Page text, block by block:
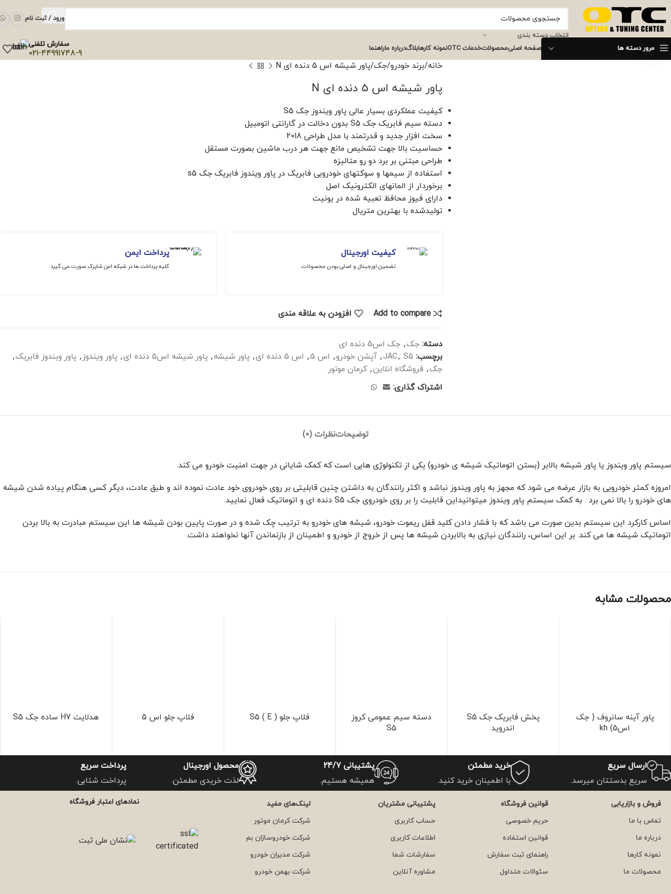
انتخاب دسته بندی
ورود / ثبت نام
مرور دسته ها صفحه اصلیمحصولاتخدمات OTC نمونه کارهابلاگدرباره ماراهنما سفارش تلفنی
021-44991748-9 برای بزرگنمایی کلیک کنید
خانه برند خودرو جک پاور شیشه اس 5 دنده ای N
پاور شیشه اس 5 دنده ای N
کیفیت عملکردی بسیار عالی پاور ویندوز جک S5
دسته سیم فابریک جک S5 بدون دخالت در گارانتی اتومبیل
سخت افزار جدید و قدرتمند با مدل طراحی 2018
حساسیت بالا جهت تشخیص مانع جهت هر درب ماشین بصورت مستقل
طراحی مبتنی بر برد دو رو متالیزه
استفاده از سیمها و سوکتهای خودرویی فابریک در پاور ویندوز فابریک جک s5
برخوردار از المانهای الکترونیک اصل
دارای فیوز محافظ تعبیه شده در یونیت
تولیدشده با بهترین متریال
کیفیت اورجینال
تضمین اورجینال و اصلی بودن محصولات
پرداخت ایمن
کلیه پرداخت ها در شبکه امن شاپرک صورت می گیرد
Add to compare افزودن به علاقه مندی
دسته: جک, جک اس5 دنده ای
برچسب:
JAC, S5
, آپشن خودرو, اس 5 , اس 5 دنده ای , پاور شیشه, پاور شیشه اس5 دنده ای , پاور ویندوز , پاور ویندوز فابریک,
جک, فروشگاه انلاین, کرمان موتور
اشتراک گذاری:
توضیحاتنظرات (0)
سیستم پاور ویندوز یا پاور شیشه بالابر (بستن اتوماتیک شیشه ی خودرو) یکی از تکنولوژی هایی است که کمک شایانی در جهت امنیت خودرو می کند.
امروزه کمتر خودرویی به بازار عرضه می شود که مجهز به پاور ویندوز نباشد و اکثر رانندگان به داشتن چنین قابلیتی بر روی خودروی خود عادت نموده اند و طبق عادت، دیگر کسی هنگام پیاده شدن شیشه
های خودرو را بالا نمی برد . به کمک سیستم پاور ویندوز میتوانیداین قابلیت را بر روی خودروی جک S5 دنده ای و اتوماتیک فعال نمایید.
اساس کارکرد این سیستم بدین صورت می باشد که با فشار دادن کلید قفل ریموت خودرو، شیشه های خودرو به ترتیب چک شده و در صورت پایین بودن شیشه ها این سیستم مبادرت به بالا بردن
اتوماتیک شیشه ها می کند. بر این اساس، رانندگان نیازی به بالابردن شیشه ها پس از خروج از خودرو و اطمینان از بازنماندن آنها نخواهند داشت.
محصولات مشابه
پاور آینه سانروف ( جک
اس5) kh
پخش فابریک جک S5
اندروید
دسته سیم عمومی کروز
S5
فلاپ جلو S5 ( E ) فلاپ جلو اس 5 هدلایت H7 ساده جک S5
ارسال سریع
سریع بدستتان میرسد.
خرید مطمئن
با اطمینان خرید کنید.
پشتیبانی 24/7
همیشه هستیم.
محصول اورجینال
لذت خریدی مطمئن.
پرداخت سریع
پرداخت شتابی.
فروش و بازاریابی
تماس با ما
درباره ما
نمونه کارها
محصولات ما
قوانین فروشگاه
حریم خصوصی
قوانین استفاده
راهنمای ثبت سفارش
سئوالات متداول
پشتیبانی مشتریان
حساب کاربری
اطلاعات کاربری
سفارشات شما
مشاوره آنلاین
لینک‌های مفید
شرکت کرمان موتور
شرکت خودروسازان بم
شرکت مدیران خودرو
شرکت بهمن خودرو
نمادهای اعتبار فروشگاه